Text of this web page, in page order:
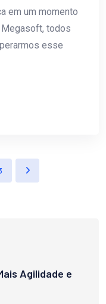
em um momento
todos
esse
Agilidade e